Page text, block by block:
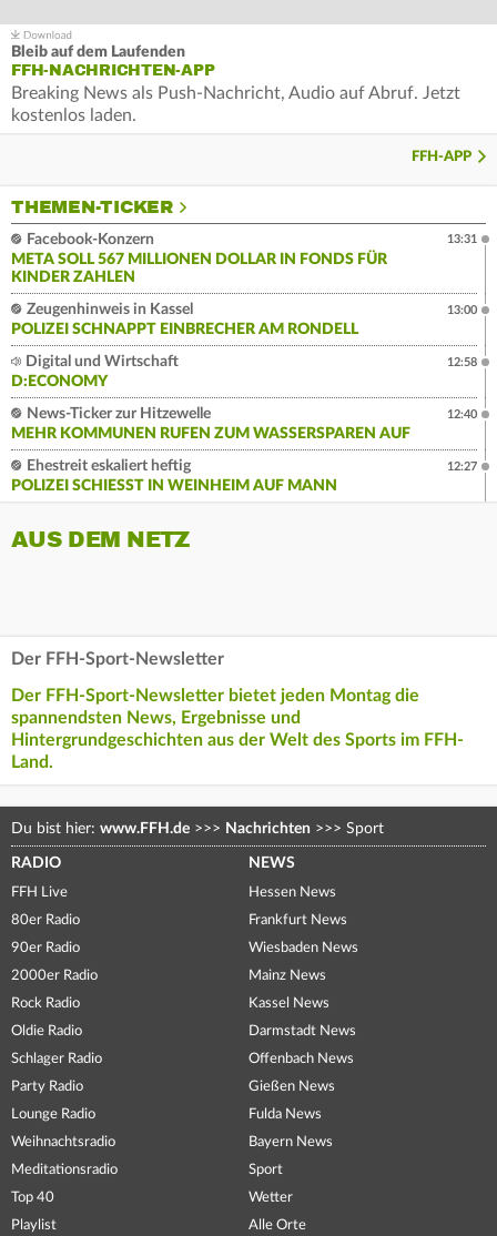
Bleib auf dem Laufenden
FFH-NACHRICHTEN-APP
Breaking News als Push-Nachricht, Audio auf Abruf. Jetzt
kostenlos laden.
FFH-APP
THEMEN-TICKER
Facebook-Konzern
META SOLL 567 MILLIONEN DOLLAR IN FONDS FÜR
KINDER ZAHLEN
13:31
Zeugenhinweis in Kassel
POLIZEI SCHNAPPT EINBRECHER AM RONDELL
13:00
Digital und Wirtschaft
D:ECONOMY
12:58
News-Ticker zur Hitzewelle
MEHR KOMMUNEN RUFEN ZUM WASSERSPAREN AUF
12:40
Ehestreit eskaliert heftig
POLIZEI SCHIESST IN WEINHEIM AUF MANN
12:27
AUS DEM NETZ
Der FFH-Sport-Newsletter
Der FFH-Sport-Newsletter bietet jeden Montag die
spannendsten News, Ergebnisse und
Hintergrundgeschichten aus der Welt des Sports im FFH-
Land.
Du bist hier: www.FFH.de >>> Nachrichten >>> Sport
RADIO
FFH Live
80er Radio
90er Radio
2000er Radio
Rock Radio
Oldie Radio
Schlager Radio
Party Radio
Lounge Radio
Weihnachtsradio
Meditationsradio
Top 40
Playlist
NEWS
Hessen News
Frankfurt News
Wiesbaden News
Mainz News
Kassel News
Darmstadt News
Offenbach News
Gießen News
Fulda News
Bayern News
Sport
Wetter
Alle Orte